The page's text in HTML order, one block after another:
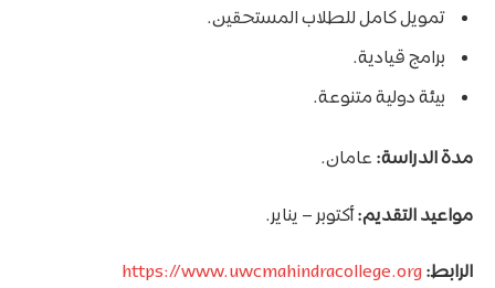
تمويل كامل للطلاب المستحقين.
برامج قيادية.
بيئة دولية متنوعة.
مدة الدراسة: عامان.
مواعيد التقديم:أكتوبر – يناير.
الرابط:https://www.uwcmahindracollege.org